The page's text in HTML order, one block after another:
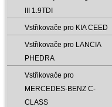
III 1.9TDI
Vstřikovače pro KIA CEED
Vstřikovače pro LANCIA
PHEDRA
Vstřikovače pro
MERCEDES-BENZ C-
CLASS